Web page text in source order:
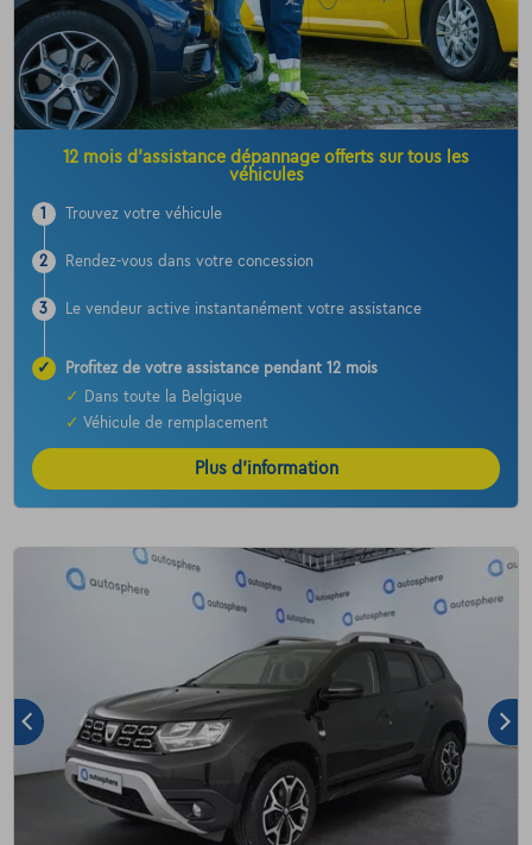
12 mois d’assistance dépannage offerts sur tous les
véhicules
1 Trouvez votre véhicule
2 Rendez-vous dans votre concession
3 Le vendeur active instantanément votre assistance
✓
Profitez de votre assistance pendant 12 mois
✓
Dans toute la Belgique
✓ Véhicule de remplacement
Plus d’information